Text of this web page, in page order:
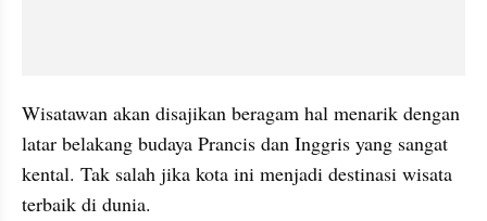
Wisatawan akan disajikan beragam hal menarik dengan
latar belakang budaya Prancis dan Inggris yang sangat
kental. Tak salah jika kota ini menjadi destinasi wisata
terbaik di dunia.